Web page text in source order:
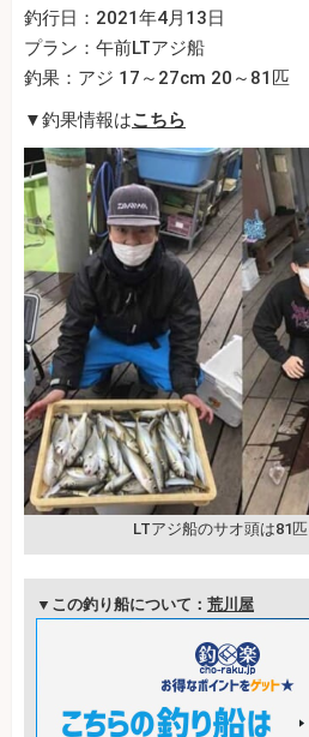
釣行日：2021年4月13日
プラン：午前LTアジ船
釣果：アジ 17～27cm 20～81匹
▼釣果情報はこちら
LTアジ船のサオ頭は81匹
▼この釣り船について： 荒川屋